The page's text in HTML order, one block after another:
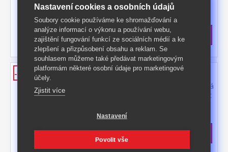
doplnit o nástavec 11525
Kód produktu: 11521
Skladem>5 ks
5 299 Kčs DPH
-37% 8 490 Kč **
-40% Skříň ESO 1dveřová 11510 buk
barevné provedení buk šatní skříň vybavená
šatní tyčí a policí možno doplnit o nástavec
>
3 199 Kčs DPH
5 390 Kč **
Nastavení cookies a osobních údajů
Soubory cookie používáme ke shromažďování a
analýze informací o výkonu a používání webu,
zajištění fungování funkcí ze sociálních médií a ke
zlepšení a přizpůsobení obsahu a reklam. Se
souhlasem můžeme také předávat marketingovým
platformám některé osobní údaje pro marketingové
účely.
Zjistit více
Nastavení
Povolit vše